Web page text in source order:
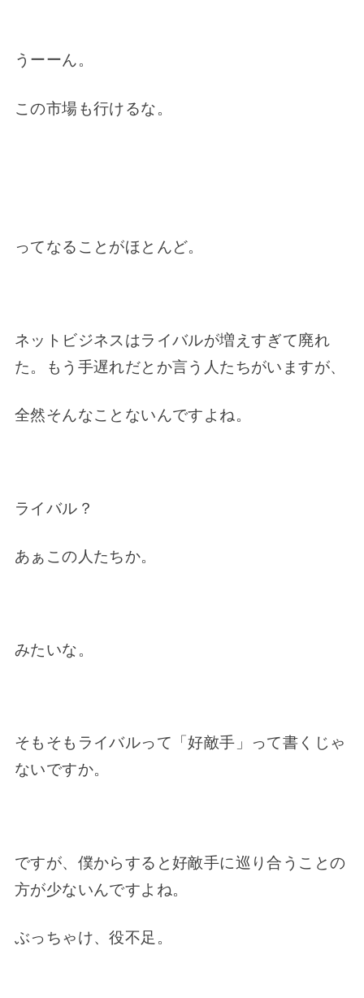
うーーん。
この市場も行けるな。
ってなることがほとんど。
ネットビジネスはライバルが増えすぎて廃れ
た。もう手遅れだとか言う人たちがいますが、
全然そんなことないんですよね。
ライバル？
あぁこの人たちか。
みたいな。
そもそもライバルって「好敵手」って書くじゃ
ないですか。
ですが、僕からすると好敵手に巡り合うことの
方が少ないんですよね。
ぶっちゃけ、役不足。